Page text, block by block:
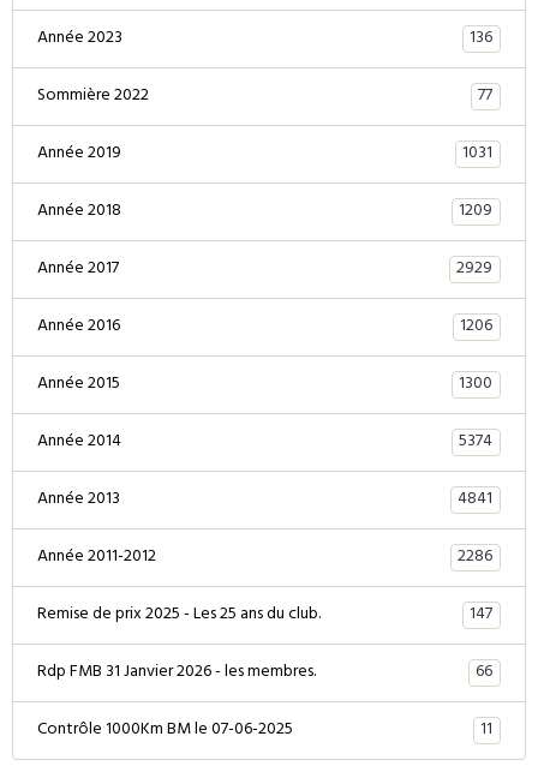
Année 2023
136
Sommière 2022
77
Année 2019
1031
Année 2018
1209
Année 2017
2929
Année 2016
1206
Année 2015
1300
Année 2014
5374
Année 2013
4841
Année 2011-2012
2286
Remise de prix 2025 - Les 25 ans du club.
147
Rdp FMB 31 Janvier 2026 - les membres.
66
Contrôle 1000Km BM le 07-06-2025
11